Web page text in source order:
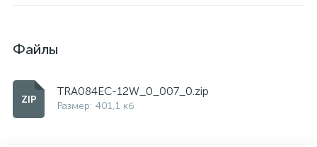
Файлы
TRA084EC-12W_0_007_0.zip
Размер: 401,1 кб